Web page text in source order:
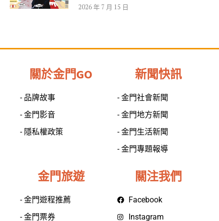
2026 年 7 月 15 日
關於金門GO
- 品牌故事
- 金門影音
- 隱私權政策
新聞快訊
- 金門社會新聞
- 金門地方新聞
- 金門生活新聞
- 金門專題報導
金門旅遊
- 金門遊程推薦
- 金門票券
關注我們
Facebook
Instagram